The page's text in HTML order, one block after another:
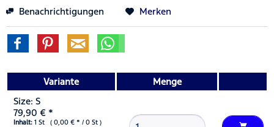
Benachrichtigungen Merken
Variante
Menge
Size: S
79,90 € *
Inhalt: 1 St ( 0,00 € * / 0 St )